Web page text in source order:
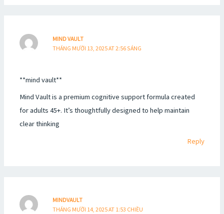
MIND VAULT
THÁNG MƯỜI 13, 2025 AT 2:56 SÁNG
**mind vault**
Mind Vault is a premium cognitive support formula created
for adults 45+. It’s thoughtfully designed to help maintain
clear thinking
Reply
MINDVAULT
THÁNG MƯỜI 14, 2025 AT 1:53 CHIỀU